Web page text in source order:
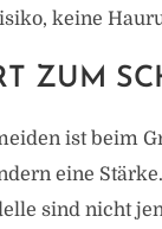
keine
ZUM
ist beim
eine
sind nicht